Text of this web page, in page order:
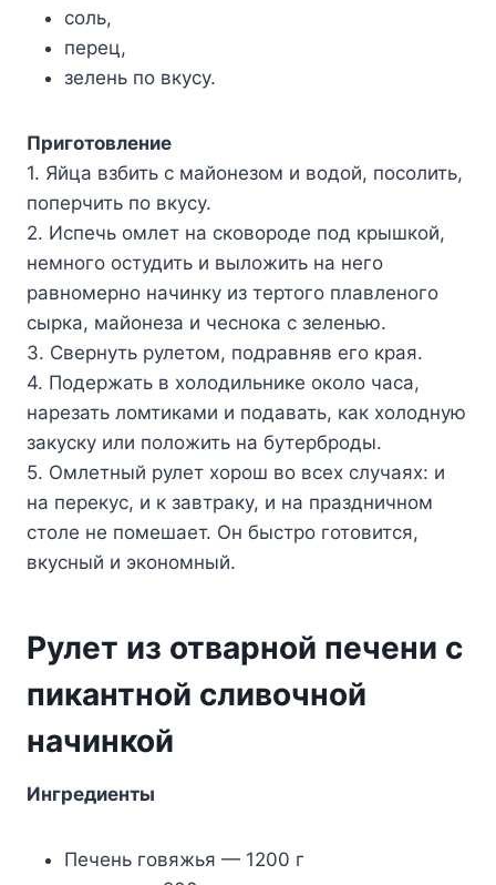
соль,
перец,
зелень по вкусу.
Приготовление
1. Яйца взбить с майонезом и водой, посолить,
поперчить по вкусу.
2. Испечь омлет на сковороде под крышкой,
немного остудить и выложить на него
равномерно начинку из тертого плавленого
сырка, майонеза и чеснока с зеленью.
3. Свернуть рулетом, подравняв его края.
4. Подержать в холодильнике около часа,
нарезать ломтиками и подавать, как холодную
закуску или положить на бутерброды.
5. Омлетный рулет хорош во всех случаях: и
на перекус, и к завтраку, и на праздничном
столе не помешает. Он быстро готовится,
вкусный и экономный.
Рулет из отварной печени с
пикантной сливочной
начинкой
Ингредиенты
Печень говяжья — 1200 г